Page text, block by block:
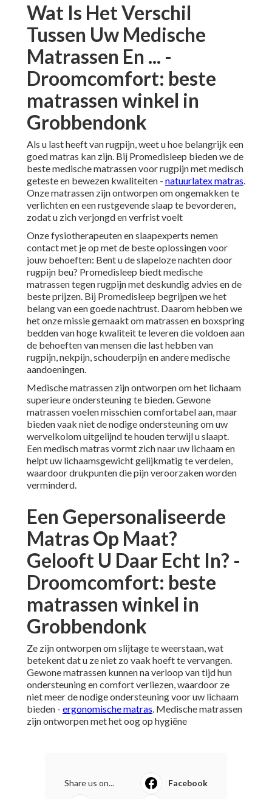
Wat Is Het Verschil
Tussen Uw Medische
Matrassen En ... -
Droomcomfort: beste
matrassen winkel in
Grobbendonk
Als u last heeft van rugpijn, weet u hoe belangrijk een
goed matras kan zijn. Bij Promedisleep bieden we de
beste medische matrassen voor rugpijn met medisch
geteste en bewezen kwaliteiten - natuurlatex matras.
Onze matrassen zijn ontworpen om ongemakken te
verlichten en een rustgevende slaap te bevorderen,
zodat u zich verjongd en verfrist voelt
Onze fysiotherapeuten en slaapexperts nemen
contact met je op met de beste oplossingen voor
jouw behoeften: Bent u de slapeloze nachten door
rugpijn beu? Promedisleep biedt medische
matrassen tegen rugpijn met deskundig advies en de
beste prijzen. Bij Promedisleep begrijpen we het
belang van een goede nachtrust. Daarom hebben we
het onze missie gemaakt om matrassen en boxspring
bedden van hoge kwaliteit te leveren die voldoen aan
de behoeften van mensen die last hebben van
rugpijn, nekpijn, schouderpijn en andere medische
aandoeningen.
Medische matrassen zijn ontworpen om het lichaam
superieure ondersteuning te bieden. Gewone
matrassen voelen misschien comfortabel aan, maar
bieden vaak niet de nodige ondersteuning om uw
wervelkolom uitgelijnd te houden terwijl u slaapt.
Een medisch matras vormt zich naar uw lichaam en
helpt uw lichaamsgewicht gelijkmatig te verdelen,
waardoor drukpunten die pijn veroorzaken worden
verminderd.
Een Gepersonaliseerde
Matras Op Maat?
Gelooft U Daar Echt In? -
Droomcomfort: beste
matrassen winkel in
Grobbendonk
Ze zijn ontworpen om slijtage te weerstaan, wat
betekent dat u ze niet zo vaak hoeft te vervangen.
Gewone matrassen kunnen na verloop van tijd hun
ondersteuning en comfort verliezen, waardoor ze
niet meer de nodige ondersteuning voor uw lichaam
bieden - ergonomische matras. Medische matrassen
zijn ontworpen met het oog op hygiëne
Share us on... Facebook